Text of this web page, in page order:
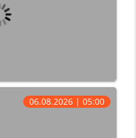
06.08.2026 | 05:00